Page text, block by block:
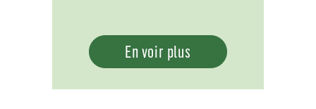
En voir plus